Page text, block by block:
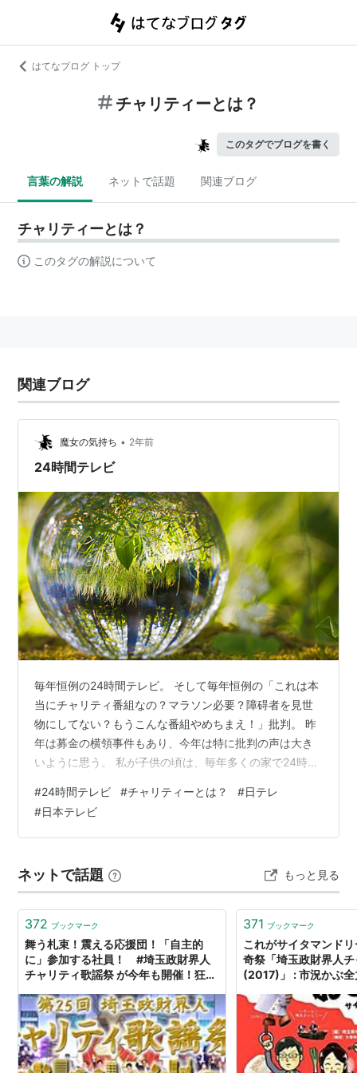
はてなブログ トップ
チャリティーとは？
このタグでブログを書く
言葉の解説 ネットで話題 関連ブログ
チャリティーとは？
このタグの解説について
関連ブログ
魔女の気持ち • 2年前
24時間テレビ
毎年恒例の24時間テレビ。 そして毎年恒例の「これは本
当にチャリティ番組なの？マラソン必要？障碍者を見世
物にしてない？もうこんな番組やめちまえ！」批判。 昨
年は募金の横領事件もあり、今年は特に批判の声は大き
いように思う。 私が子供の頃は、毎年多くの家で24時間
と話題になっていた。 私ももちろん見ていたし、「チャ
リティー」という言葉を知ったのもこの24時間テレビだ
ったと思う。 しかし大人になると、私も番組に対して疑
完全に正義だった「チャリティー番組 24時間テレビ」
が、実は「一般人にチャリティー…
#24時間テレビ #チャリティーとは？ #日テレ
#日本テレビ
ネットで話題 もっと見る
372 ブックマーク
舞う札束！震える応援団！「自主的
に」参加する社員！ #埼玉政財界人
チャリティ歌謡祭 が今年も開催！狂っ
371 ブックマーク
これがサイタマンド
奇祭「埼玉政財界人
(2017)」 : 市況かぶ